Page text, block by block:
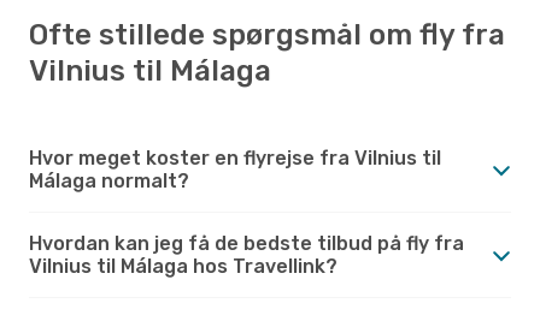
Ofte stillede spørgsmål om fly fra
Vilnius til Málaga
Hvor meget koster en flyrejse fra Vilnius til
Málaga normalt?
Hvordan kan jeg få de bedste tilbud på fly fra
Vilnius til Málaga hos Travellink?